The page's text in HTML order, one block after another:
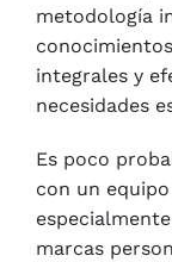
metodología
integrales y
necesidades
Es poco
con un
marcas